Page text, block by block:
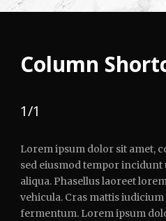
Column
1/1
Lorem ipsum dolor sit amet,
sed eiusmod tempor
aliqua. Phasellus laoreet
vehicula. Cras mattis
fermentum. Lorem ipsum